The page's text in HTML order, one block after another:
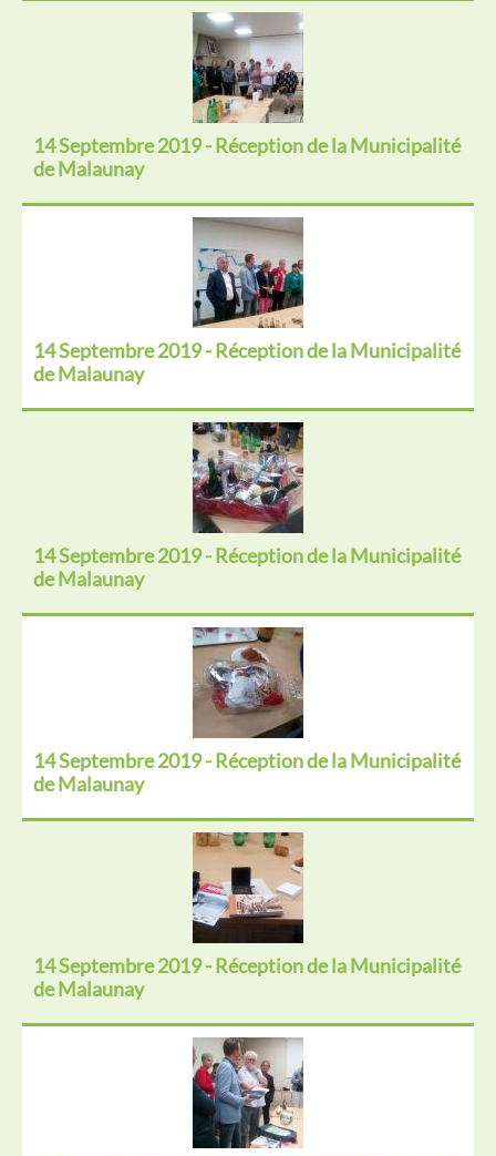
14 Septembre 2019 - Réception de la Municipalité
de Malaunay
14 Septembre 2019 - Réception de la Municipalité
de Malaunay
14 Septembre 2019 - Réception de la Municipalité
de Malaunay
14 Septembre 2019 - Réception de la Municipalité
de Malaunay
14 Septembre 2019 - Réception de la Municipalité
de Malaunay